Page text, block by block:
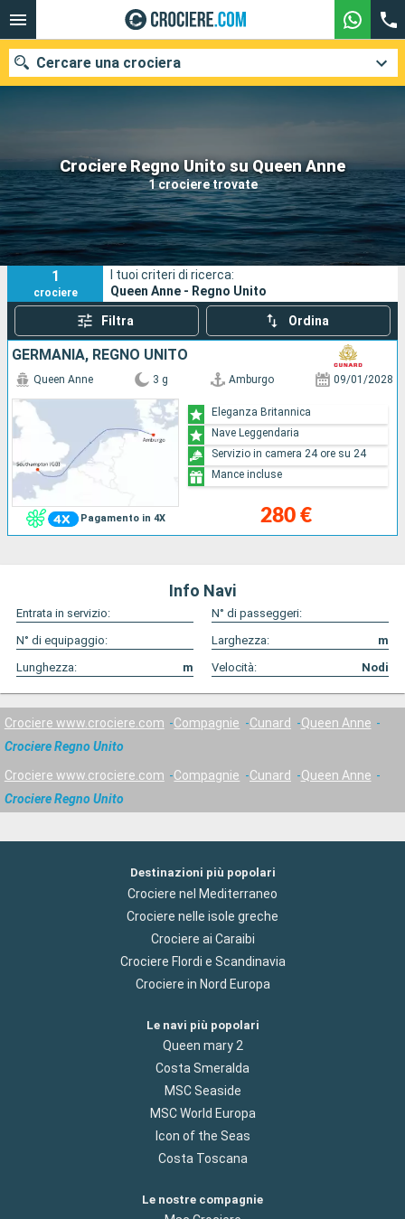
Crociere Regno Unito su Queen Anne
1 crociere trovate
Cercare una crociera
Le nostre destinazioni
Mesi di partenza
Porti Compagnie
Ricerca
1
crociere
I tuoi criteri di ricerca:
Queen Anne - Regno Unito
Filtra Ordina
GERMANIA, REGNO UNITO
Pagamento in 4X
Queen Anne 3 g Amburgo 09/01/2028
280 €
Eleganza Britannica
Nave Leggendaria
Servizio in camera 24 ore su 24
Mance incluse
Info Navi
Entrata in servizio:
N° di passeggeri:
N° di equipaggio:
Larghezza:
m
Lunghezza:
m Velocità: Nodi
Crociere www.crociere.com Compagnie Cunard
Queen Anne
Crociere Regno Unito
Crociere www.crociere.com Compagnie Cunard
Queen Anne
Crociere Regno Unito
Destinazioni più popolari
Crociere nel Mediterraneo
Crociere nelle isole greche
Crociere ai Caraibi
Crociere Flordi e Scandinavia
Crociere in Nord Europa
Le navi più popolari
Queen mary 2
Costa Smeralda
MSC Seaside
MSC World Europa
Icon of the Seas
Costa Toscana
Le nostre compagnie